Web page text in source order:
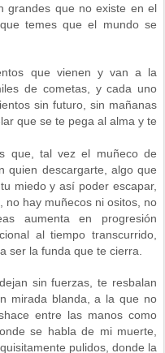
grandes que no existe en el
temes que el mundo se
que vienen y van a la
de cometas, y cada uno
sin futuro, sin mañanas
que se te pega al alma y te
que, tal vez el muñeco de
quien descargarte, algo que
miedo y así poder escapar,
no hay muñecos ni ositos, no
aumenta en progresión
al tiempo transcurrido,
ser la funda que te cierra.
sin fuerzas, te resbalan
mirada blanda, a la que no
entre las manos como
se habla de mi muerte,
pulidos, donde la